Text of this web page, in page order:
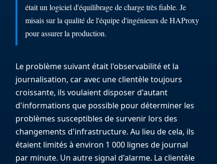
était un logiciel d'équilibrage de charge très fiable. Je
misais sur la qualité de l'équipe d'ingénieurs de HAProxy
pour assurer la production.
Le problème suivant était l'observabilité et la
journalisation, car avec une clientèle toujours
croissante, ils voulaient disposer d'autant
d'informations que possible pour déterminer les
problèmes susceptibles de survenir lors des
changements d'infrastructure. Au lieu de cela, ils
étaient limités à environ 1 000 lignes de journal
par minute. Un autre signal d'alarme. La clientèle